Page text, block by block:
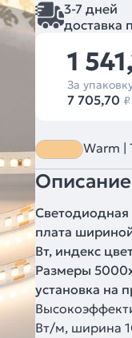
3-7 дней
доставка
1
За
7 705,70 ₽
Warm |
Описание
Светодиодная
плата
Вт, индекс
Размеры
установка на
Вт/м, ширина